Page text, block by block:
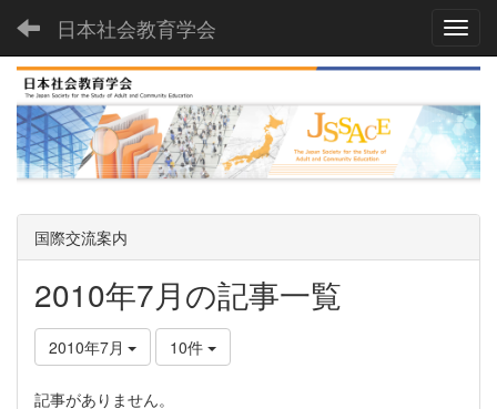
日本社会教育学会
国際交流案内
2010年7月の記事一覧
2010年7月 10件
記事がありません。